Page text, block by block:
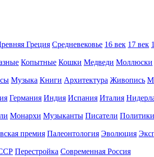
Греция Средневековье 16 век 17 век
Копытные Кошки Медведи Моллюски
Музыка Книги Архитектура Живопись
Германия Индия Испания Италия
Монархи Музыканты Писатели Политики
премия Палеонтология Эволюция
Перестройка Современная Россия